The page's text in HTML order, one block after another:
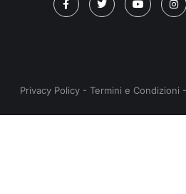
Privacy Policy - Termini e Condizioni -